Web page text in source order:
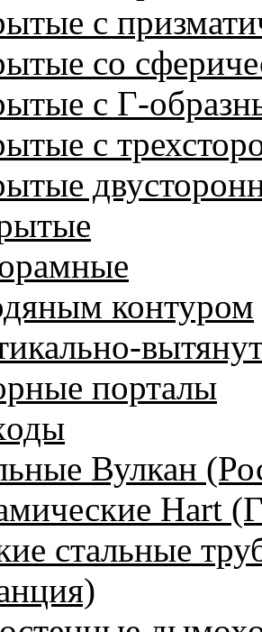
с
со
с Г-
с
контуром
порталы
Вулкан
Hart
стальные